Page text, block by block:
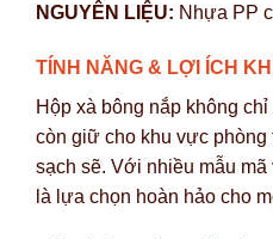
NGUYÊN LIỆU: Nhựa PP
TÍNH NĂNG & LỢI ÍCH
Hộp xà bông nắp không
còn giữ cho khu vực phòng
sạch sẽ. Với nhiều mẫu
là lựa chọn hoàn hảo cho